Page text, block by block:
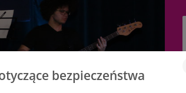
bezpieczeństwa